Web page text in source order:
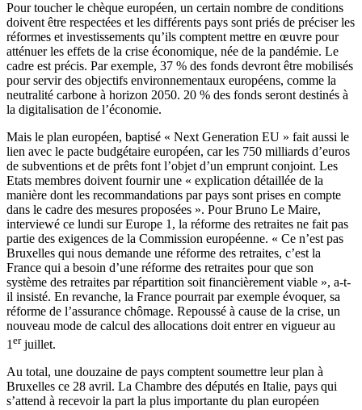
Pour toucher le chèque européen, un certain nombre de conditions
doivent être respectées et les différents pays sont priés de préciser les
réformes et investissements qu’ils comptent mettre en œuvre pour
atténuer les effets de la crise économique, née de la pandémie. Le
cadre est précis. Par exemple, 37 % des fonds devront être mobilisés
pour servir des objectifs environnementaux européens, comme la
neutralité carbone à horizon 2050. 20 % des fonds seront destinés à
la digitalisation de l’économie.
Mais le plan européen, baptisé « Next Generation EU » fait aussi le
lien avec le pacte budgétaire européen, car les 750 milliards d’euros
de subventions et de prêts font l’objet d’un emprunt conjoint. Les
Etats membres doivent fournirune « explication détaillée de la
manière dont les recommandations par pays sont prises en compte
dans le cadre des mesures proposées ». Pour Bruno Le Maire,
interviewé ce lundi sur Europe 1 , la réforme des retraites ne fait pas
partie des exigences de la Commission européenne. « Ce n’est pas
Bruxelles qui nous demande une réforme des retraites, c’est la
France qui a besoin d’une réforme des retraites pour que son
système des retraites par répartition soit financièrement viable », a-t-
il insisté. En revanche, la France pourrait par exemple évoquer, sa
réforme de l’assurance chômage. Repoussé à cause de la crise, un
nouveau mode de calcul des allocations doit entrer en vigueur au
1 erjuillet.
Au total, une douzaine de pays comptent soumettre leur plan à
Bruxelles ce 28 avril. La Chambre des députés en Italie, pays qui
s’attend à recevoir la part la plus importante du plan européen